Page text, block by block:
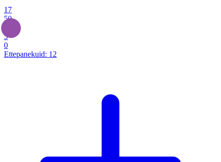
17
50
5
0
Ettepanekuid: 12